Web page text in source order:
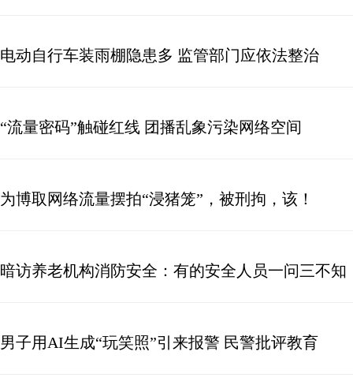
电动自行车装雨棚隐患多 监管部门应依法整治
“流量密码”触碰红线 团播乱象污染网络空间
为博取网络流量摆拍“浸猪笼”，被刑拘，该！
暗访养老机构消防安全：有的安全人员一问三不知
男子用AI生成“玩笑照”引来报警 民警批评教育